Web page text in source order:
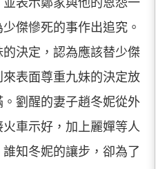
表示鄭家與他的恩怨一
傑慘死的事作出追究。
決定，認為應該替少傑
表面尊重九妹的決定放
劉醒的妻子趙冬妮從外
車示好，加上麗嬋等人
知冬妮的讓步，卻為了